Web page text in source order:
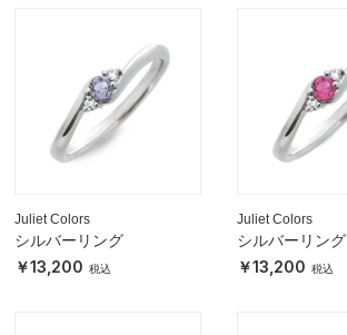
Juliet Colors
シルバーリング
13,200
Juliet Colors
シルバーリング
13,200